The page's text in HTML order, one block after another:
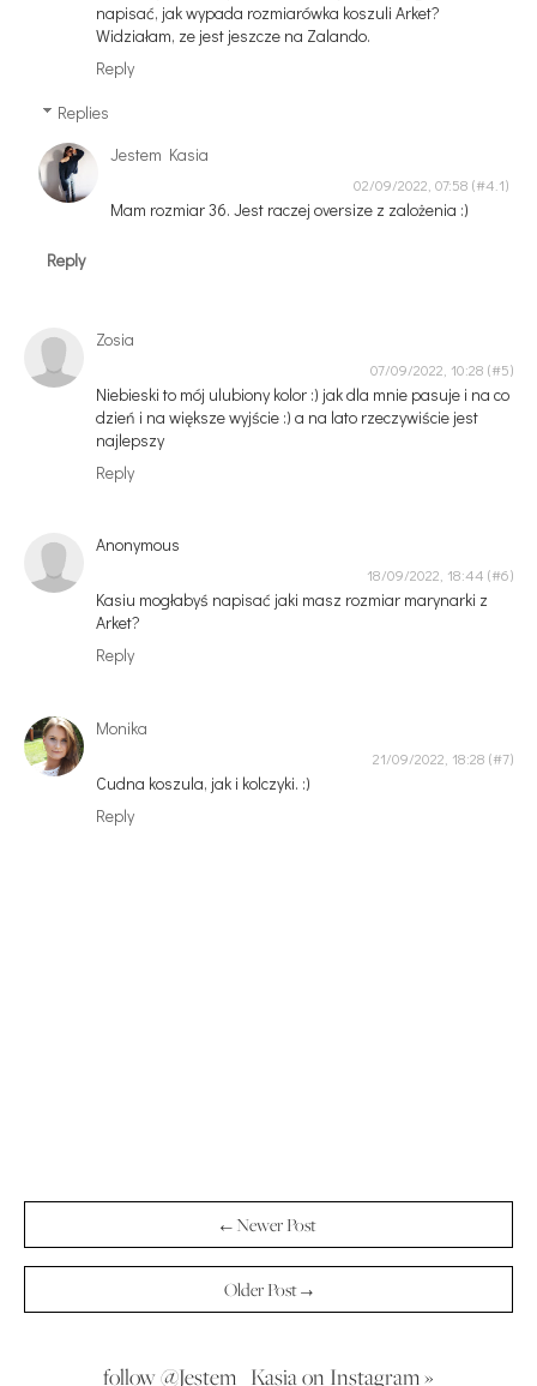
napisać, jak wypada rozmiarówka koszuli Arket?
Widziałam, ze jest jeszcze na Zalando.
Reply
Replies
Jestem Kasia
02/09/2022, 07:58
Mam rozmiar 36. Jest raczej oversize z zalożenia :)
Reply
Zosia
07/09/2022, 10:28
Niebieski to mój ulubiony kolor :) jak dla mnie pasuje i na co
dzień i na większe wyjście :) a na lato rzeczywiście jest
najlepszy
Reply
Anonymous
18/09/2022, 18:44
Kasiu mogłabyś napisać jaki masz rozmiar marynarki z
Arket?
Reply
Monika
21/09/2022, 18:28
Cudna koszula, jak i kolczyki. :)
Reply
← Newer Post
Older Post →
follow @Jestem_Kasia on Instagram »